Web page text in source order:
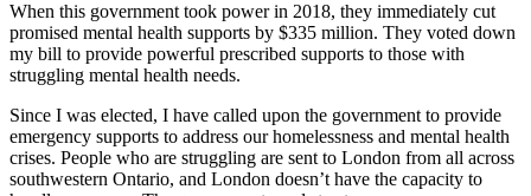
When this government took power in 2018, they immediately cut
promised mental health supports by $335 million. They voted down
my bill to provide powerful prescribed supports to those with
struggling mental health needs.
Since I was elected, I have called upon the government to provide
emergency supports to address our homelessness and mental health
crises. People who are struggling are sent to London from all across
southwestern Ontario, and London doesn’t have the capacity to